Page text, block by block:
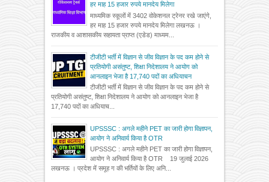
हर माह 15 हजार रुपये मानदेय मिलेगा
माध्यमिक स्कूलों में 3402 वोकेशनल ट्रेनर रखे जाएंगे,
हर माह 15 हजार रुपये मानदेय मिलेगा लखनऊ ।
राजकीय व आशासकीय सहायता प्राप्त (एडेड) माध्यम...
टीजीटी भर्ती में विज्ञान से जीव विज्ञान के पद कम होने से
प्रतियोगी असंतुष्ट, शिक्षा निदेशालय ने आयोग को
आनलाइन भेजा है 17,740 पदों का अधियाचन
टीजीटी भर्ती में विज्ञान से जीव विज्ञान के पद कम होने से
प्रतियोगी असंतुष्ट, शिक्षा निदेशालय ने आयोग को आनलाइन भेजा है
17,740 पदों का अधियाच...
UPSSSC : अगले महीने PET का जारी होगा विज्ञापन,
आयोग ने अनिवार्य किया है OTR
UPSSSC : अगले महीने PET का जारी होगा विज्ञापन,
आयोग ने अनिवार्य किया है OTR 19 जुलाई 2026
लखनऊ । प्रदेश में समूह ग की भर्तियों के लिए अनि...